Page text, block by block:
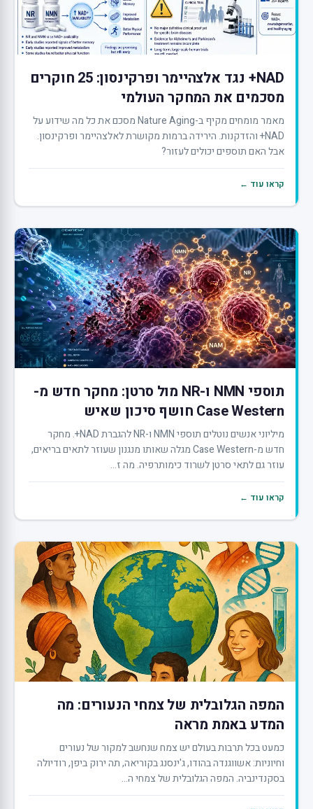
NAD+ נגד אלצהיימר ופרקינסון: 25 חוקרים
מסכמים את המחקר העולמי
מאמר מומחים מקיף ב-Nature Aging מסכם את כל מה שידוע על
NAD+ והזדקנות. הירידה ברמות מקושרת לאלצהיימר ופרקינסון.
אבל האם תוספים יכולים לעזור?
קראו עוד ←
תוספי NMN ו-NR מול סרטן: מחקר חדש מ-
Case Western חושף סיכון שאיש
מיליוני אנשים נוטלים תוספי NMN ו-NR להגברת NAD+. מחקר
חדש מ-Case Western מגלה שאותו מנגנון שעוזר לתאים בריאים,
עוזר גם לתאי סרטן לשרוד כימותרפיה. מה ז...
קראו עוד ←
המפה הגלובלית של צמחי הנעורים: מה
המדע באמת מראה
כמעט בכל תרבות בעולם יש צמח שנחשב למקור של נעורים
וחיוניות: אשווגנדה בהודו, ג'ינסנג בקוריאה, תה ירוק ביפן, רודיולה
בסקנדינביה. המפה הגלובלית של צמחי ה...